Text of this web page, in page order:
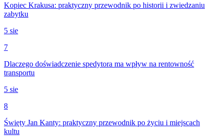
Kopiec Krakusa: praktyczny przewodnik po historii i zwiedzaniu
zabytku
5 sie
7
Dlaczego doświadczenie spedytora ma wpływ na rentowność
transportu
5 sie
8
Święty Jan Kanty: praktyczny przewodnik po życiu i miejscach
kultu